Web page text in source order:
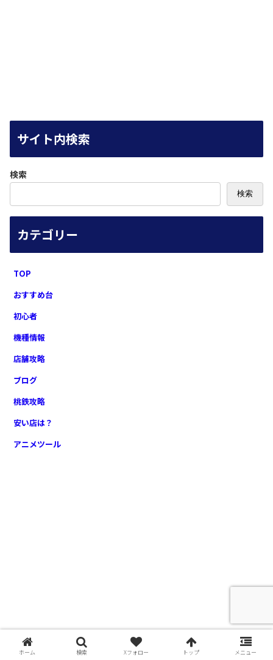
サイト内検索
検索
検索
カテゴリー
TOP
おすすめ台
初心者
機種情報
店舗攻略
ブログ
桃鉄攻略
安い店は？
アニメツール
ホーム 検索 Xフォロー トップ メニュー